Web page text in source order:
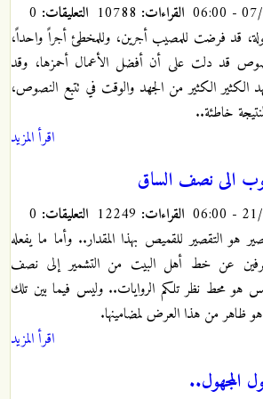
07/ القراءات: التعليقات:
قد فرضت للمصيب أجرين، وللمخطئ أجراً واحداً،
قد دلت على أن أفضل الأعمال أحمزها، وقد
الكثير الكثير من الجهد والوقت في تتبع النصوص،
خاطئة..
اقرأ المزيد
الى نصف الساق
21/ القراءات: التعليقات:
هو التقصير للقميص بهذا المقدار.. وأما ما يفعله
عن خط أهل البيت من التشمير إلى نصف
هو محط نظر تلكم الروايات.. وليس فيما بين تلك
ظاهر من هذا العرض لمضامينها.
اقرأ المزيد
المجهول..